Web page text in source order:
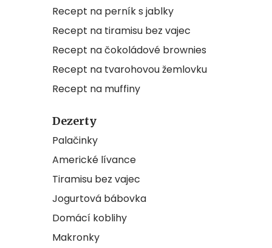
Recept na perník s jablky
Recept na tiramisu bez vajec
Recept na čokoládové brownies
Recept na tvarohovou žemlovku
Recept na muffiny
Dezerty
Palačinky
Americké lívance
Tiramisu bez vajec
Jogurtová bábovka
Domácí koblihy
Makronky